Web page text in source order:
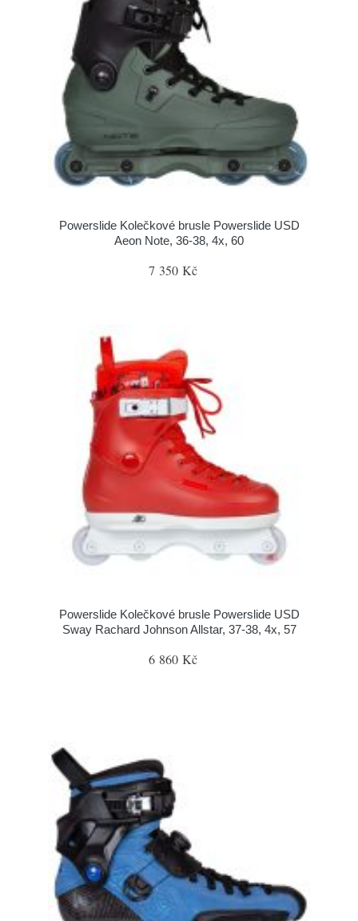
Powerslide Kolečkové brusle Powerslide USD
Aeon Note, 36-38, 4x, 60
7 350 Kč
Powerslide Kolečkové brusle Powerslide USD
Sway Rachard Johnson Allstar, 37-38, 4x, 57
6 860 Kč